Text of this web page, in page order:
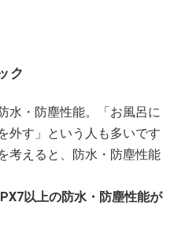
ク
水・防塵性能。「お風呂に
外す」という人も多いです
考えると、防水・防塵性能
以上の防水・防塵性能が